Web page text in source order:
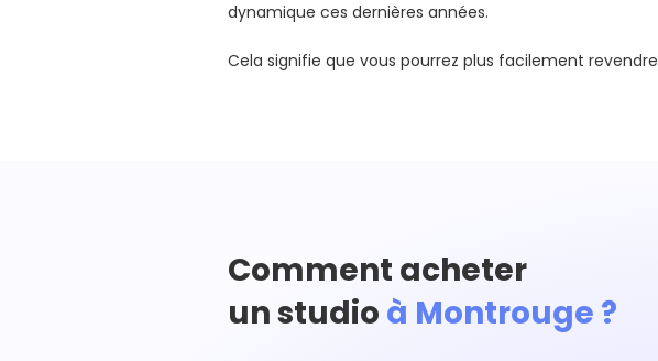
dynamique ces dernières années.
Cela signifie que vous pourrez plus facilement revendre
Comment acheter
un studio à Montrouge ?